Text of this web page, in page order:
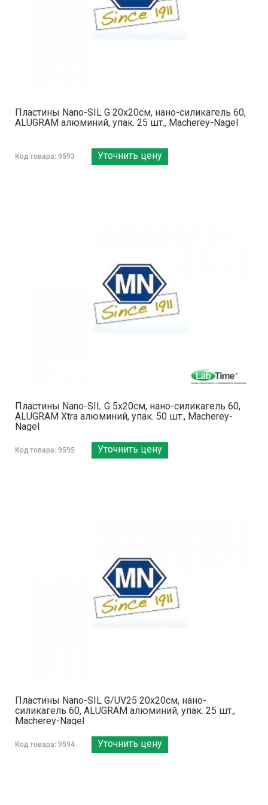
Пластины Nano-SIL G 20x20см, нано-силикагель 60,
ALUGRAM алюминий, упак. 25 шт., Macherey-Nagel
Код товара: 9593 Уточнить цену
Пластины Nano-SIL G 5x20см, нано-силикагель 60,
ALUGRAM Xtra алюминий, упак. 50 шт., Macherey-
Nagel
Код товара: 9595 Уточнить цену
Пластины Nano-SIL G/UV25 20x20см, нано-
силикагель 60, ALUGRAM алюминий, упак. 25 шт.,
Macherey-Nagel
Код товара: 9594 Уточнить цену